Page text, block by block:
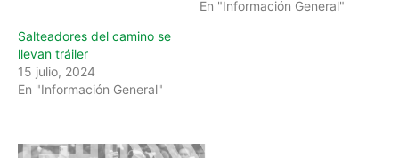
En "Información General"
Salteadores del camino se
llevan tráiler
15 julio, 2024
En "Información General"